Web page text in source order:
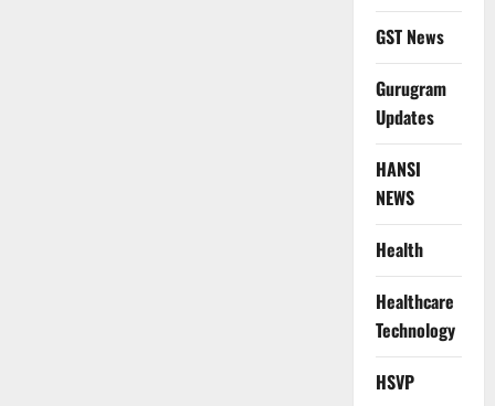
GST News
Gurugram
Updates
HANSI
NEWS
Health
Healthcare
Technology
HSVP